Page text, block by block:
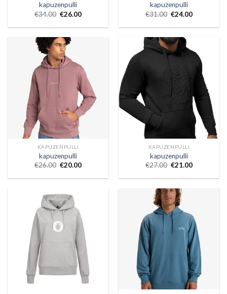
kapuzenpulli
€34.00 €26.00
kapuzenpulli
€31.00 €24.00
KAPUZENPULLI
kapuzenpulli
€26.00 €20.00
KAPUZENPULLI
kapuzenpulli
€27.00 €21.00